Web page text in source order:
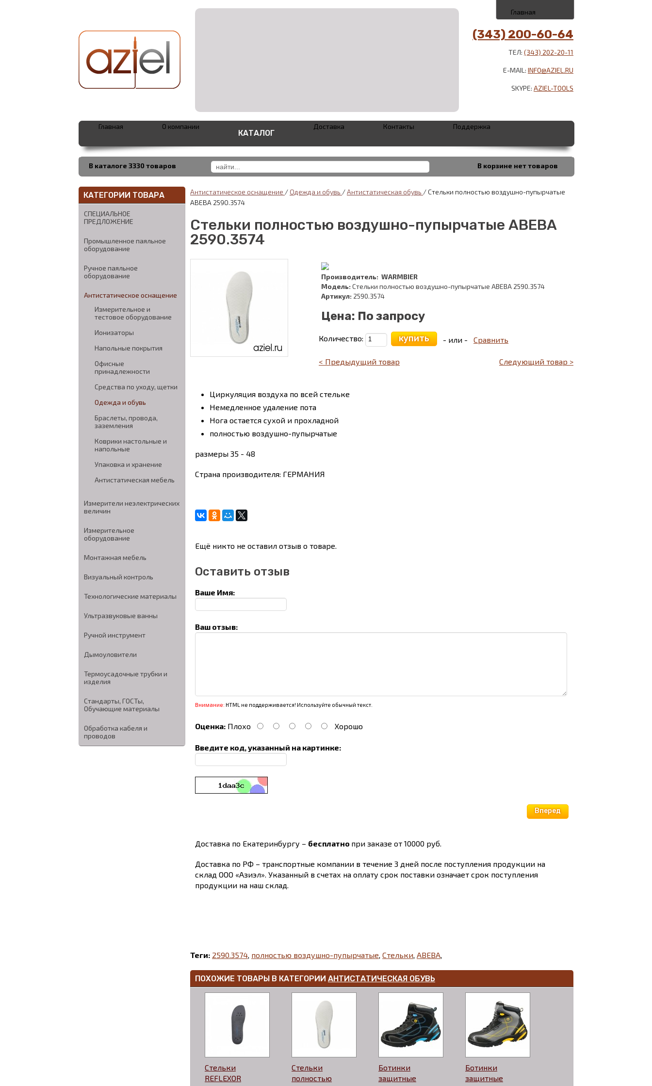
Главная
(343) 200-60-64
ТЕЛ: (343) 202-20-11
E-MAIL: INFO@AZIEL.RU
SKYPE: AZIEL-TOOLS
В каталоге 3330 товаров В корзине нет товаров
Главная О компании
КАТАЛОГ
Доставка Контакты Поддержка
КАТЕГОРИИ ТОВАРА
СПЕЦИАЛЬНОЕ
ПРЕДЛОЖЕНИЕ
Промышленное паяльное
оборудование
Ручное паяльное
оборудование
Антистатическое оснащение
Измерительное и
тестовое оборудование
Ионизаторы
Напольные покрытия
Офисные
принадлежности
Средства по уходу, щетки
Одежда и обувь
Браслеты, провода,
заземления
Коврики настольные и
напольные
Упаковка и хранение
Антистатическая мебель
Измерители неэлектрических
величин
Измерительное
оборудование
Монтажная мебель
Визуальный контроль
Технологические материалы
Ультразвуковые ванны
Ручной инструмент
Дымоуловители
Термоусадочные трубки и
изделия
Стандарты, ГОСТы,
Обучающие материалы
Обработка кабеля и
проводов
Антистатическое оснащение / Одежда и обувь /Антистатическая обувь / Стельки полностью воздушно-пупырчатые
ABEBA 2590.3574
Стельки полностью воздушно-пупырчатые ABEBA
2590.3574
Производитель: WARMBIER
Модель: Стельки полностью воздушно-пупырчатые ABEBA 2590.3574
Артикул: 2590.3574
Цена: По запросу
Количество: купить - или - Сравнить
< Предыдущий товар Следующий товар >
Циркуляция воздуха по всей стельке
Немедленное удаление пота
Нога остается сухой и прохладной
полностью воздушно-пупырчатые
размеры 35 - 48
Страна производителя: ГЕРМАНИЯ
Ещё никто не оставил отзыв о товаре.
Оставить отзыв
Ваше Имя:
Ваш отзыв:
Внимание: HTML не поддерживается! Используйте обычный текст.
Оценка: Плохо Хорошо
Введите код, указанный на картинке:
Вперед
Доставка по Екатеринбургу – бесплатно при заказе от 10000 руб.
Доставка по РФ – транспортные компании в течение 3 дней после поступления продукции на
склад ООО «Азиэл». Указанный в счетах на оплату срок поставки означает срок поступления
продукции на наш склад.
Теги: 2590.3574 полностью воздушно-пупырчатые Стельки ABEBA
ПОХОЖИЕ ТОВАРЫ В КАТЕГОРИИ АНТИСТАТИЧЕСКАЯ ОБУВЬ
Стельки
REFLEXOR
Стельки
полностью
Ботинки
защитные
Ботинки
защитные